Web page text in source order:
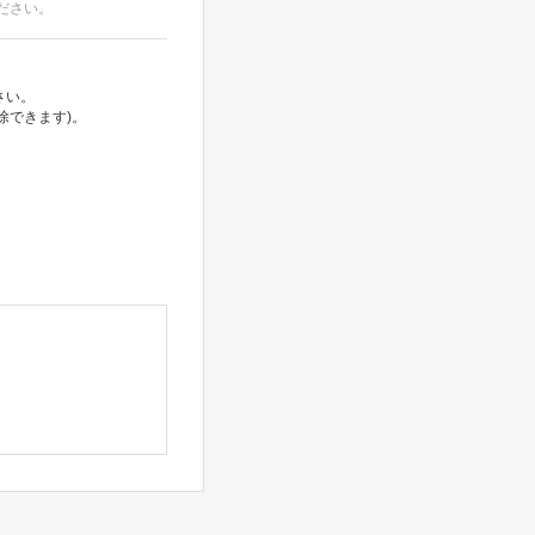
い。
。
きます)。